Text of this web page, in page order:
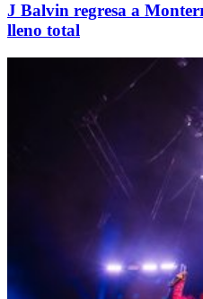
J Balvin regresa a
lleno total